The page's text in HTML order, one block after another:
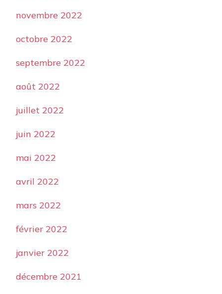
novembre 2022
octobre 2022
septembre 2022
août 2022
juillet 2022
juin 2022
mai 2022
avril 2022
mars 2022
février 2022
janvier 2022
décembre 2021